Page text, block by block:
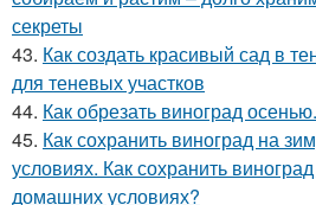
секреты
43. Как создать красивый сад в
для теневых участков
44. Как обрезать виноград
45. Как сохранить виноград на
условиях. Как сохранить
домашних условиях?